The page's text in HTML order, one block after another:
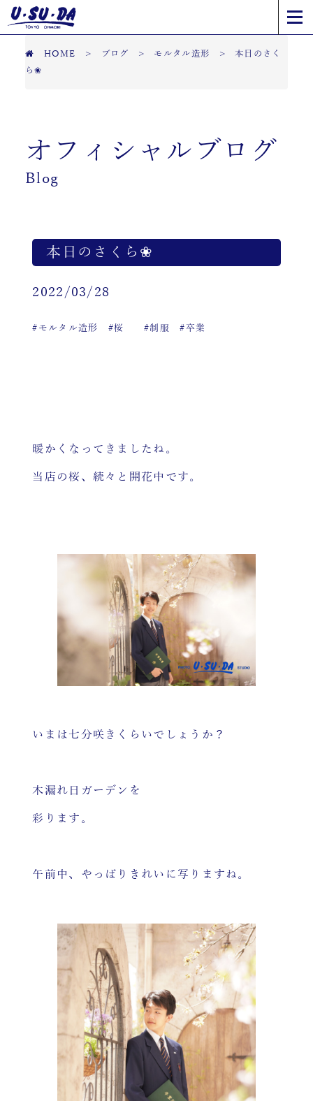
HOME > ブログ > モルタル造形 >本日のさく
ら❀
オフィシャルブログ
Blog
本日のさくら❀
2022/03/28
#モルタル造形 #桜 #制服 #卒業
暖かくなってきましたね。
当店の桜、続々と開花中です。
いまは七分咲きくらいでしょうか？
木漏れ日ガーデンを
彩ります。
午前中、やっぱりきれいに写りますね。